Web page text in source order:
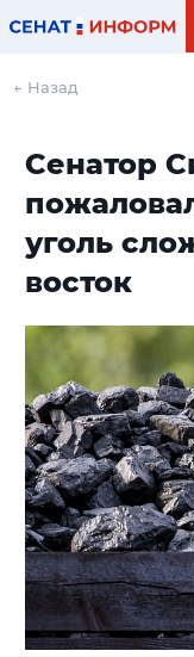
← Назад
Сенатор
уголь
восток